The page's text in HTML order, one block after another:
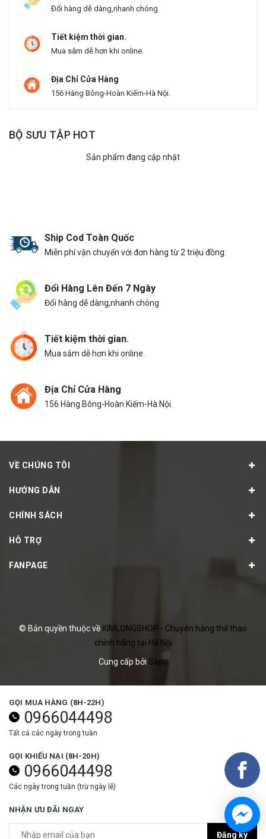
Đổi hàng dễ dàng,nhanh chóng
Tiết kiệm thời gian.
Mua sắm dễ hơn khi online.
Địa Chỉ Cửa Hàng
156 Hàng Bông-Hoàn Kiếm-Hà Nội.
BỘ SƯU TẬP HOT
Sản phẩm đang cập nhật
Ship Cod Toàn Quốc
Miễn phí vận chuyển với đơn hàng từ 2 triệu đồng.
Đổi Hàng Lên Đến 7 Ngày
Đổi hàng dễ dàng,nhanh chóng
Tiết kiệm thời gian.
Mua sắm dễ hơn khi online.
Địa Chỉ Cửa Hàng
156 Hàng Bông-Hoàn Kiếm-Hà Nội.
VỀ CHÚNG TÔI
HƯỚNG DẪN
CHÍNH SÁCH
HỖ TRỢ
FANPAGE
© Bản quyền thuộc về KIMLONGSHOP - Chuyên hàng thể thao
chính hãng tại Hà Nội
Cung cấp bởi Sapo
GỌI MUA HÀNG (8H-22H)
0966044498
Tất cả các ngày trong tuần
GỌI KHIẾU NẠI (8H-20H)
0966044498
Các ngày trong tuần (trừ ngày lễ)
NHẬN ƯU ĐÃI NGAY
Đăng ký